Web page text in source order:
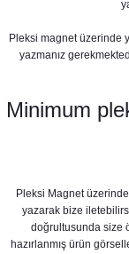
Okaliptus Kırmızı
Pleksi magnet üzerinde
yazmanız
Minimum
Pleksi Magnet
yazarak bize
doğrultusunda size
hazırlanmış ürün